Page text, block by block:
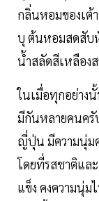
กลิ่นหอมของเต้
บุ ต้นหอมสดสับ
น้ำสลัดสีเหลืองส
ในเมื่อทุกอย่าง
มีกันหลายคนครั
ญี่ปุ่น มีความนุ่ม
โดยที่รสชาติแล
แข็ง คงความนุ่ม